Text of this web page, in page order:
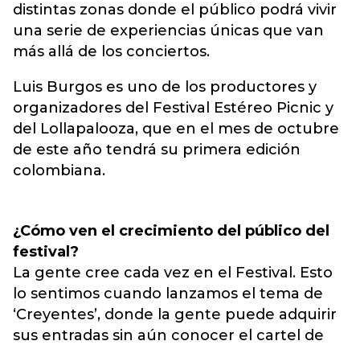
distintas zonas donde el público podrá vivir
una serie de experiencias únicas que van
más allá de los conciertos.
Luis Burgos es uno de los productores y
organizadores del Festival Estéreo Picnic y
del Lollapalooza, que en el mes de octubre
de este año tendrá su primera edición
colombiana.
¿Cómo ven el crecimiento del público del
festival?
La gente cree cada vez en el Festival. Esto
lo sentimos cuando lanzamos el tema de
‘Creyentes’, donde la gente puede adquirir
sus entradas sin aún conocer el cartel de